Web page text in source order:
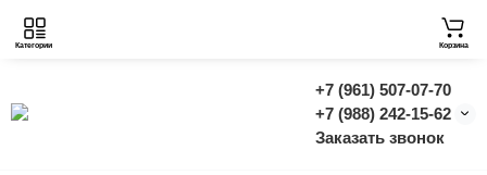
+7 (961) 507-07-70
+7 (988) 242-15-62
Заказать звонок
Категории Корзина